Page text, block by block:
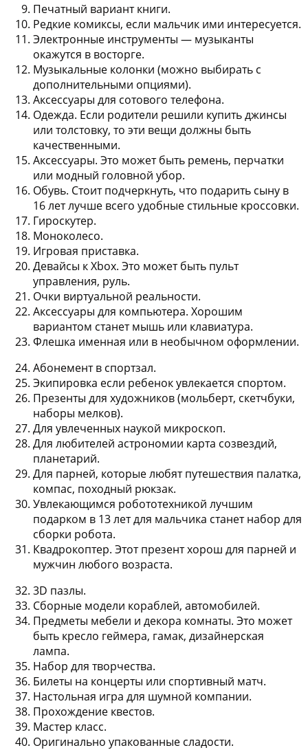
Печатный вариант книги.
Редкие комиксы, если мальчик ими интересуется.
Электронные инструменты — музыканты
окажутся в восторге.
Музыкальные колонки (можно выбирать с
дополнительными опциями).
Аксессуары для сотового телефона.
Одежда. Если родители решили купить джинсы
или толстовку, то эти вещи должны быть
качественными.
Аксессуары. Это может быть ремень, перчатки
или модный головной убор.
Обувь. Стоит подчеркнуть, что подарить сыну в
16 лет лучше всего удобные стильные кроссовки.
Гироскутер.
Моноколесо.
Игровая приставка.
Девайсы к Xbox. Это может быть пульт
управления, руль.
Очки виртуальной реальности.
Аксессуары для компьютера. Хорошим
вариантом станет мышь или клавиатура.
Флешка именная или в необычном оформлении.
Абонемент в спортзал.
Экипировка если ребенок увлекается спортом.
Презенты для художников(мольберт, скетчбуки,
наборы мелков).
Для увлеченных наукой микроскоп.
Для любителей астрономии карта созвездий,
планетарий.
Для парней, которые любят путешествия палатка,
компас, походный рюкзак.
Увлекающимся робототехникой лучшим
подарком в 13 лет для мальчика станетнабор для
сборки робота.
Квадрокоптер. Этот презент хорош для парней и
мужчин любого возраста.
3D пазлы.
Сборные модели кораблей, автомобилей.
Предметы мебели и декора комнаты. Это может
быть кресло геймера, гамак, дизайнерская
лампа.
Набор для творчества.
Билеты на концерты или спортивный матч.
Настольная игра для шумной компании.
Прохождение квестов.
Мастер класс.
Оригинально упакованные сладости.